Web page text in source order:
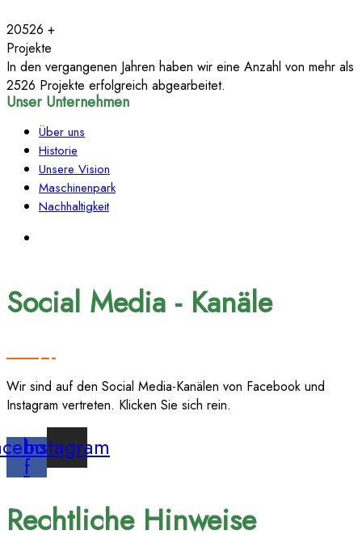
20526 +
Projekte
In den vergangenen Jahren haben wir eine Anzahl von mehr als
2526 Projekte erfolgreich abgearbeitet.
Unser Unternehmen
Über uns
Historie
Unsere Vision
Maschinenpark
Nachhaltigkeit
Social Media - Kanäle
Wir sind auf den Social Media-Kanälen von Facebook und
Instagram vertreten. Klicken Sie sich rein.
f
Instagram
Rechtliche Hinweise